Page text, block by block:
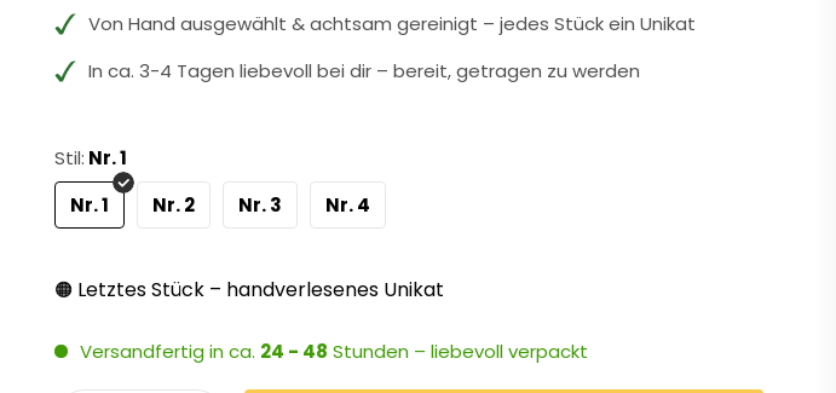
Von Hand ausgewählt & achtsam gereinigt – jedes Stück ein Unikat
In ca. 3-4 Tagen liebevoll bei dir – bereit, getragen zu werden
Stil: Nr. 1
Nr. 1
Nr. 2 Nr. 3 Nr. 4
🟠Letztes Stück – handverlesenes Unikat
Versandfertig in ca. 24 - 48 Stunden – liebevoll verpackt